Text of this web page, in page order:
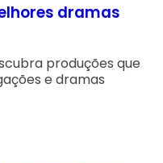
dramas
produções que
e dramas